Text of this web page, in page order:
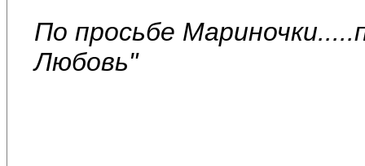
По просьбе
Любовь"